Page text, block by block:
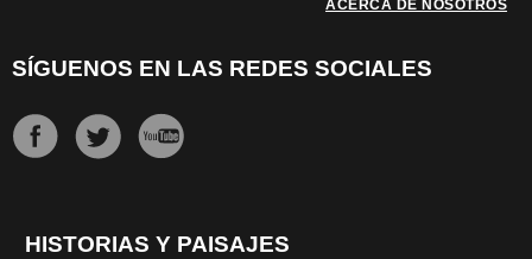
ACERCA DE NOSOTROS
SÍGUENOS EN LAS REDES SOCIALES
HISTORIAS Y PAISAJES